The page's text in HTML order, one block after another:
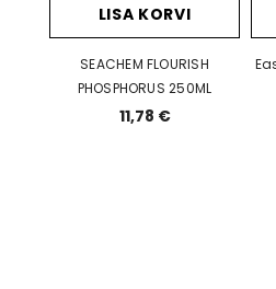
LISA KORVI
SEACHEM FLOURISH
PHOSPHORUS 250ML
11,78 €